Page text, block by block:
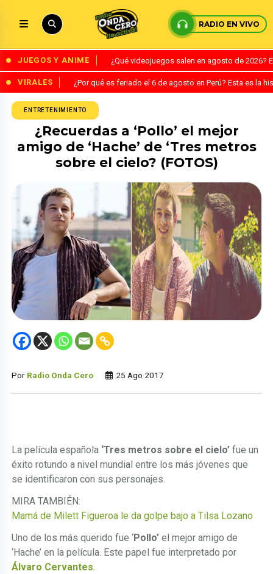
RADIO EN VIVO
JUEGOS Y ANIME ¿Qué videojuegos salen en agosto de
VIRALES ¿Por qué es feriado el 6 de agosto en Perú? Esta es la
ENTRETENIMIENTO
¿Recuerdas a ‘Pollo’ el mejor
amigo de ‘Hache’ de ‘Tres metros
sobre el cielo? (FOTOS)
Por Radio Onda Cero 25 Ago 2017
La película española ‘Tres metros sobre el cielo’ fue un
éxito rotundo a nivel mundial entre los más jóvenes que
se identificaron con sus personajes.
MIRA TAMBIÉN:
Mamá de Milett Figueroa le da golpe bajo a Tilsa Lozano
Uno de los más querido fue ‘Pollo’ el mejor amigo de
‘Hache’ en la película. Este papel fue interpretado por
Álvaro Cervantes